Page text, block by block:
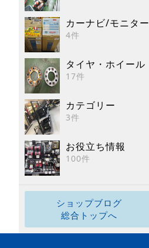
カーナビ/モニター
4件
タイヤ・ホイール
17件
カテゴリー
3件
お役立ち情報
100件
ショップブログ
総合トップへ